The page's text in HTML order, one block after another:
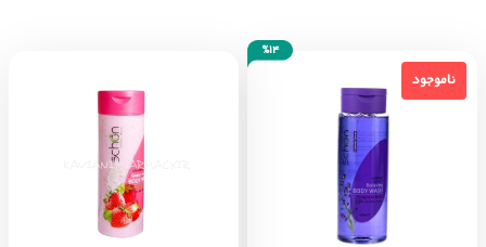
ناموجود
%14
ناموجود